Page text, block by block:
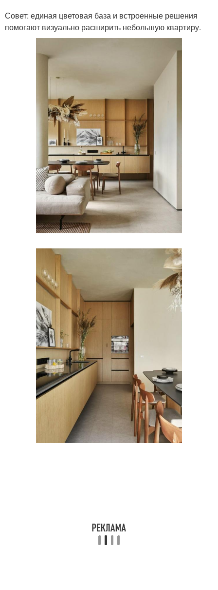
Совет: единая цветовая база и встроенные решения
помогают визуально расширить небольшую квартиру.